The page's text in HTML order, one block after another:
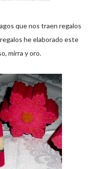
he elaborado este
mirra y oro.